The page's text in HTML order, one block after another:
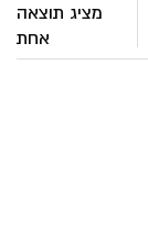
מציג תוצאה
אחת